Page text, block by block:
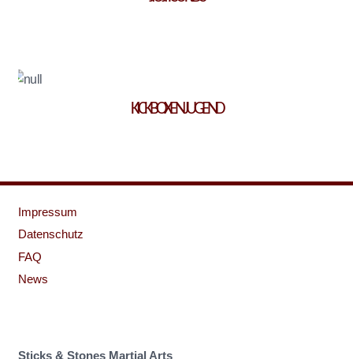
KICKBOXEN JUGEND
Impressum
Datenschutz
FAQ
News
Sticks & Stones Martial Arts